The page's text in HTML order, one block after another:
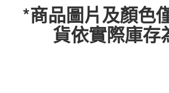
*商品圖片及顏色
貨依實際庫存